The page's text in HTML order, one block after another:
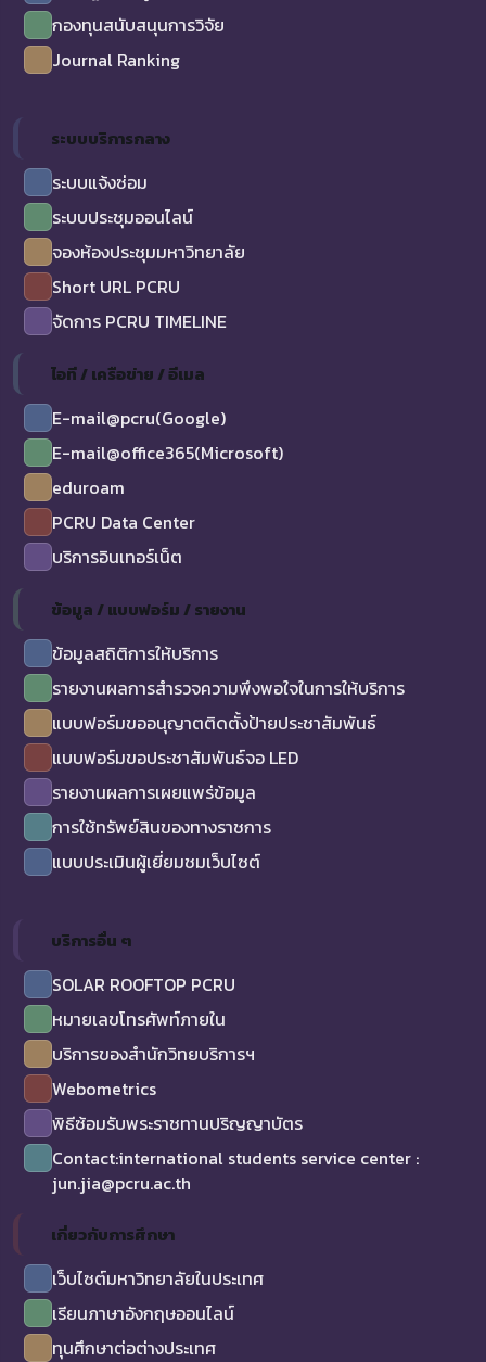
กองทุนสนับสนุนการวิจัย
Journal Ranking
ระบบบริการกลาง
ระบบแจ้งซ่อม
ระบบประชุมออนไลน์
จองห้องประชุมมหาวิทยาลัย
Short URL PCRU
จัดการ PCRU TIMELINE
ไอที / เครือข่าย / อีเมล
E-mail@pcru(Google)
E-mail@office365(Microsoft)
eduroam
PCRU Data Center
บริการอินเทอร์เน็ต
ข้อมูล / แบบฟอร์ม / รายงาน
ข้อมูลสถิติการให้บริการ
รายงานผลการสำรวจความพึงพอใจในการให้บริการ
แบบฟอร์มขออนุญาตติดตั้งป้ายประชาสัมพันธ์
แบบฟอร์มขอประชาสัมพันธ์จอ LED
รายงานผลการเผยแพร่ข้อมูล
การใช้ทรัพย์สินของทางราชการ
แบบประเมินผู้เยี่ยมชมเว็บไซต์
บริการอื่น ๆ
SOLAR ROOFTOP PCRU
หมายเลขโทรศัพท์ภายใน
บริการของสำนักวิทยบริการฯ
Webometrics
พิธีซ้อมรับพระราชทานปริญญาบัตร
Contact:international students service center :
jun.jia@pcru.ac.th
เกี่ยวกับการศึกษา
เว็บไซต์มหาวิทยาลัยในประเทศ
เรียนภาษาอังกฤษออนไลน์
ทุนศึกษาต่อต่างประเทศ